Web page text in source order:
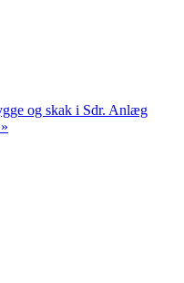
og skak i Sdr. Anlæg
»